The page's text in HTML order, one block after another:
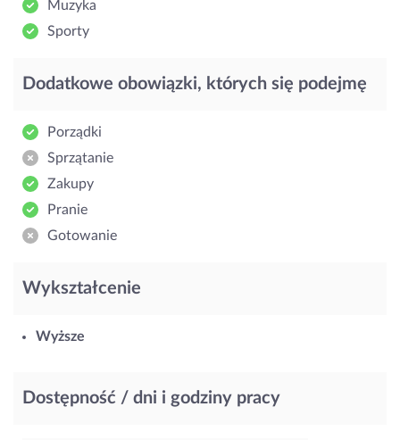
Muzyka
Sporty
Dodatkowe obowiązki, których się podejmę
Porządki
Sprzątanie
Zakupy
Pranie
Gotowanie
Wykształcenie
Wyższe
Dostępność / dni i godziny pracy